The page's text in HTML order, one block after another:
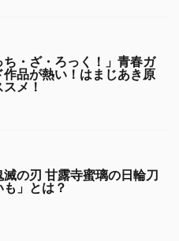
ち・ざ・ろっく！」青春ガ
作品が熱い！はまじあき原
メ！
滅の刃 甘露寺蜜璃の日輪刀
も」とは？